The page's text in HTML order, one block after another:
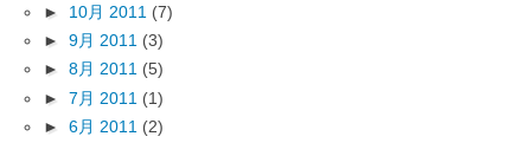
► 10月 2011 (7)
► 9月 2011 (3)
► 8月 2011 (5)
► 7月 2011 (1)
► 6月 2011 (2)